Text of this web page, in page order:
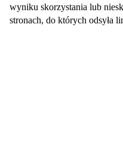
wyniku skorzystania lub
stronach, do których odsyła